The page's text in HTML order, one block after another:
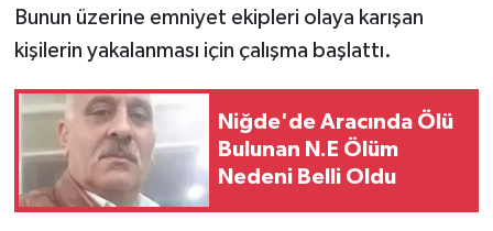
Bunun üzerine emniyet ekipleri olaya karışan
kişilerin yakalanması için çalışma başlattı.
Niğde'de Aracında Ölü
Bulunan N.E Ölüm
Nedeni Belli Oldu